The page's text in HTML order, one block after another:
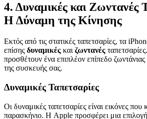
4. Δυναμικές και Ζωντανές
Η Δύναμη της Κίνησης
Εκτός από τις στατικές ταπετσαρίες, τα
επίσης δυναμικές και ζωντανές
προσθέτουν ένα επιπλέον επίπεδο
της συσκευής σας.
Δυναμικές Ταπετσαρίες
Οι δυναμικές ταπετσαρίες είναι εικόνες που
παρασκήνιο. Η Apple προσφέρει μια